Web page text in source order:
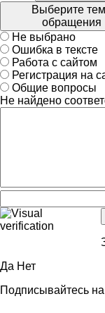
Выберите
обращения
Не выбрано
Ошибка в тексте
Работа с сайтом
Регистрация на
Общие вопросы
Не найдено
Да Нет
Подписывайтесь